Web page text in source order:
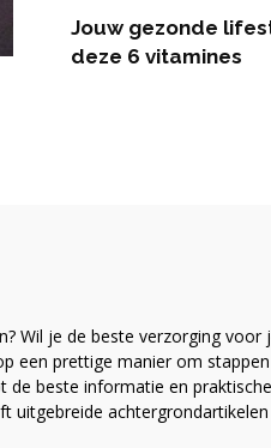
Jouw gezonde
deze 6 vitamines
Wil je de beste verzorging voor
een prettige manier om
beste informatie en
uitgebreide